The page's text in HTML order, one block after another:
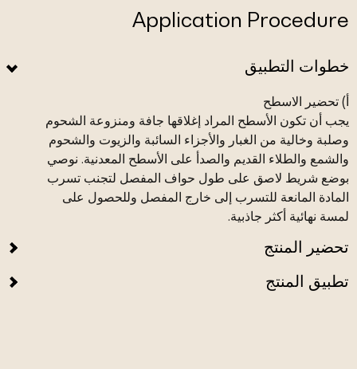
Application Procedure
خطوات التطبيق
أ‌) تحضير الاسطح
يجب أن تكون الأسطح المراد إغلاقها جافة ومنزوعة الشحوم
وصلبة وخالية من الغبار والأجزاء السائبة والزيوت والشحوم
والشمع والطلاء القديم والصدأ على الأسطح المعدنية. نوصي
بوضع شريط لاصق على طول حواف المفصل لتجنب تسرب
المادة المانعة للتسرب إلى خارج المفصل وللحصول على
لمسة نهائية أكثر جاذبية.
تحضير المنتج
تطبيق المنتج